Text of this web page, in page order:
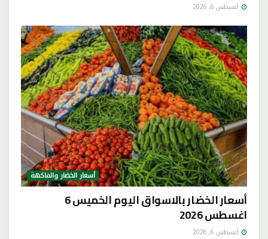
أغسطس 6, 2026
أسعار الخضار والفاكهة
أسعار الخضار بالاسواق اليوم الخميس 6
اغسطس 2026
أغسطس 6, 2026